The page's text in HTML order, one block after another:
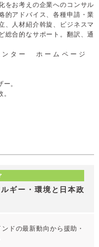
をお考えの企業へのコンサル
的アドバイス、各種申請・業
、人材紹介斡旋、ビジネスマ
総合的なサポート。翻訳、通
ンター ホームページ
。
ギー・環境と日本政
ドの最新動向から援助・